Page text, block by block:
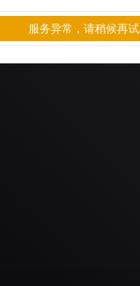
服务异常，请稍候再试